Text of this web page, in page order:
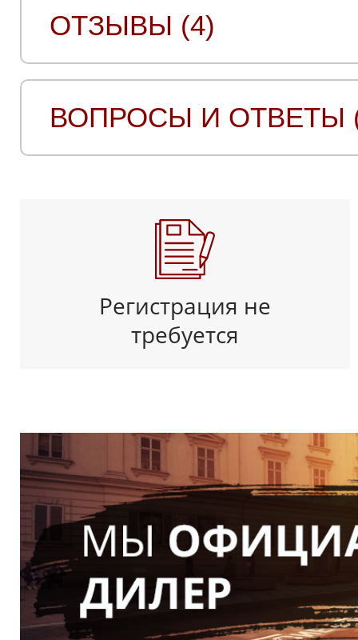
ОТЗЫВЫ (4)
ВОПРОСЫ И ОТВЕТЫ
Регистрация не
требуется